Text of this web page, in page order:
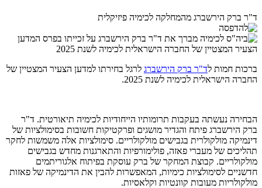
ד"ר ברק הירשברג מהמחלקה לכימיה פיזיקלית
ברכות חמות לד"ר ברק הירשברג לרגל בחירתו למדען הצעיר המצטיין של
החברה הישראלית לכימיה לשנת 2025.
הבחירה נעשתה בעקבות תרומותיו הייחודיות לכימיה תיאורטית. ד"ר
ברק הירשברג פיתח והגדיר מושגים ופרקטיקות חשובות בסימולציות של
דינמיקה מולקולרית בגבישים מולקולריים. סימולציות אלה משמשות לחקר
תהליכים של מעברי פאזה, פולימורפיות והתארגנות מחדש בגבישים
מולקולריים. קבוצת המחקר של ברק עוסקת בפיתוח אלגוריתמים
חדשניים לסימולציות כימיות, המאפשרות להבין את הדינמיקה של פאזות
מולקולריות מעובות קוונטיות וקלאסיות.